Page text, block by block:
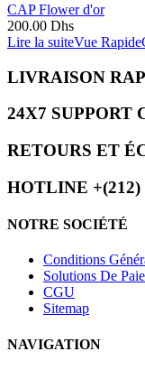
CAP Flower d'or
200.00 Dhs
Lire la suiteVue Rapide
LIVRAISON
24X7 SUPPORT
RETOURS ET
HOTLINE +(212)
NOTRE SOCIÉTÉ
Conditions
Solutions De
CGU
Sitemap
NAVIGATION